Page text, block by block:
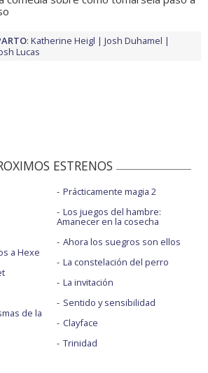
: Katherine Heigl
Josh Duhamel
Lucas
ESTRENOS
a Hexe
de la
Prácticamente magia 2
Los juegos del hambre:
Amanecer en la cosecha
Ahora los suegros son ellos
La constelación del perro
La invitación
Sentido y sensibilidad
Clayface
Trinidad